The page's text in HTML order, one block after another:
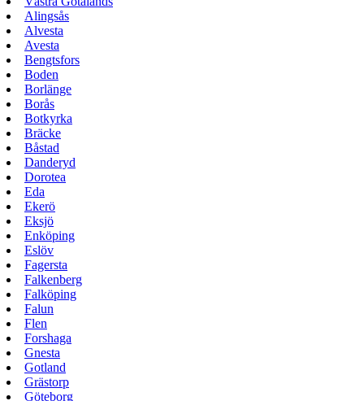
Alingsås
Alvesta
Avesta
Bengtsfors
Boden
Borlänge
Borås
Botkyrka
Bräcke
Båstad
Danderyd
Dorotea
Eda
Ekerö
Eksjö
Enköping
Eslöv
Fagersta
Falkenberg
Falköping
Falun
Flen
Forshaga
Gnesta
Gotland
Grästorp
Göteborg